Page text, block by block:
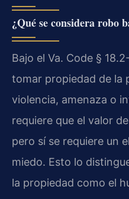
¿Qué se considera robo
Bajo el Va. Code §
tomar propiedad de la
violencia, amenaza o
requiere que el valor
pero sí se requiere un
miedo. Esto lo
la propiedad como el